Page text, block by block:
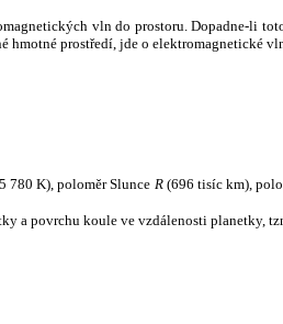
vln do prostoru. Dopadne-li
hmotné prostředí, jde o elektromagnetické
780 K), poloměr Slunce R(696 tisíc km),
a povrchu koule ve vzdálenosti planetky,